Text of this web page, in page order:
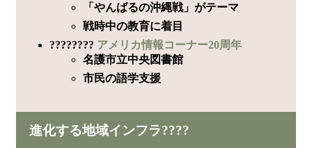
「やんばるの沖縄戦」がテーマ
戦時中の教育に着目
???????? アメリカ情報コーナー20周年
名護市立中央図書館
市民の語学支援
進化する地域インフラ????